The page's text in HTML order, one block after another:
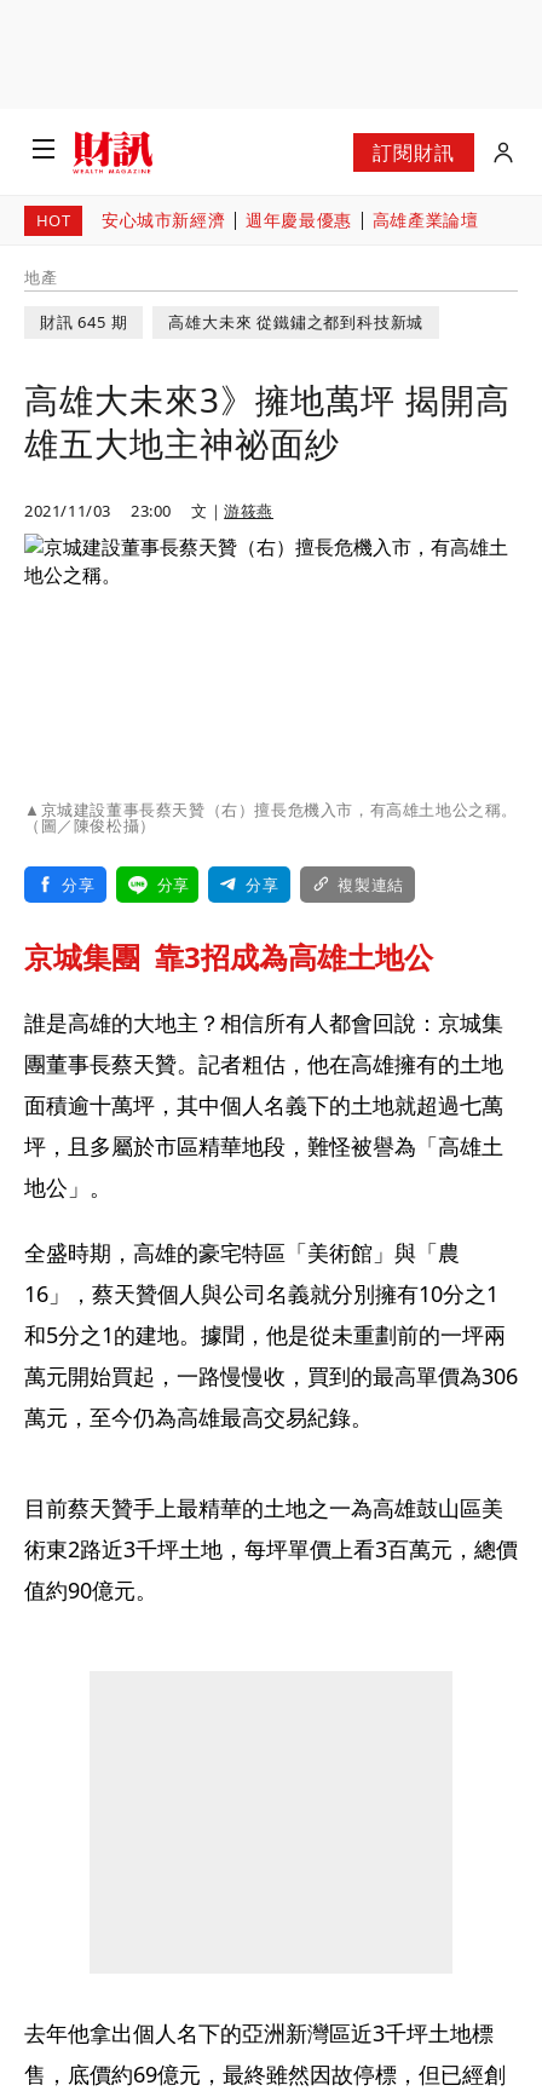
訂閱財訊
HOT 安心城市新經濟 週年慶最優惠 高雄產業論壇
地產
財訊 645 期 高雄大未來 從鐵鏽之都到科技新城
高雄大未來3》擁地萬坪 揭開高
雄五大地主神祕面紗
2021/11/03 23:00 文｜游筱燕
▲京城建設董事長蔡天贊（右）擅長危機入市，有高雄土地公之稱。
（圖／陳俊松攝）
分享 分享 分享 複製連結
京城集團  靠3招成為高雄土地公
誰是高雄的大地主？相信所有人都會回說：京城集
團董事長蔡天贊。記者粗估，他在高雄擁有的土地
面積逾十萬坪，其中個人名義下的土地就超過七萬
坪，且多屬於市區精華地段，難怪被譽為「高雄土
地公」。
全盛時期，高雄的豪宅特區「美術館」與「農
16」，蔡天贊個人與公司名義就分別擁有10分之1
和5分之1的建地。據聞，他是從未重劃前的一坪兩
萬元開始買起，一路慢慢收，買到的最高單價為306
萬元，至今仍為高雄最高交易紀錄。
目前蔡天贊手上最精華的土地之一為高雄鼓山區美
術東2路近3千坪土地，每坪單價上看3百萬元，總價
值約90億元。
去年他拿出個人名下的亞洲新灣區近3千坪土地標
售，底價約69億元，最終雖然因故停標，但已經創